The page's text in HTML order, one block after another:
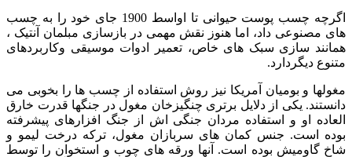
اگرچه چسب پوست حیوانی تا اواسط 1900 جای خود را به چسب
های مصنوعی داد، اما هنوز نقش مهمی در بازسازی مبلمان آنتیک ،
همانند سازی سبک های خاص، تعمیر ادوات موسیقی وکاربردهای
متنوع دیگردارد.
مغولها و بومیان آمریکا نیز روش استفاده از چسب ها را بخوبی می
دانستند. یکی از دلایل برتری چنگیزخان مغول در جنگها قدرت خارق
العاده او و استفاده مردان جنگی اش از جنگ افزارهای پیشرفته
بوده است. جنس کمان های سربازان مغول، ترکه درخت لیمو و
شاخ گاومیش بوده است. آنها ورقه های چوب و استخوان را توسط